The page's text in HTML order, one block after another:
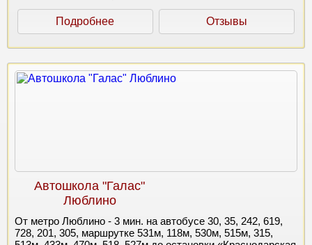
Подробнее Отзывы
Автошкола "Галас"
Люблино
От метро Люблино - 3 мин. на автобусе 30, 35, 242, 619,
728, 201, 305, маршрутке 531м, 118м, 530м, 515м, 315,